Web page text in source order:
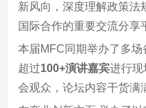
新风向，深度理解政策法
国际合作的重要交流分享
本届MFC同期举办了多场
超过100+演讲嘉宾进行现
会观众，论坛内容干货满